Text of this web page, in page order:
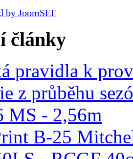
by JoomSEF
články
pravidla k
z průběhu
MS - 2,56m
B-25